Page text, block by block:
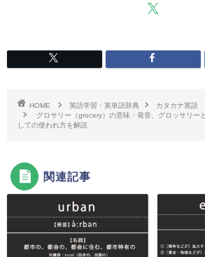
HOME 英語学習・英単語辞典
カタカナ英語
グロサリー（grocery）の意味・発音、グロッサリー
しての使われ方を解説
関連記事